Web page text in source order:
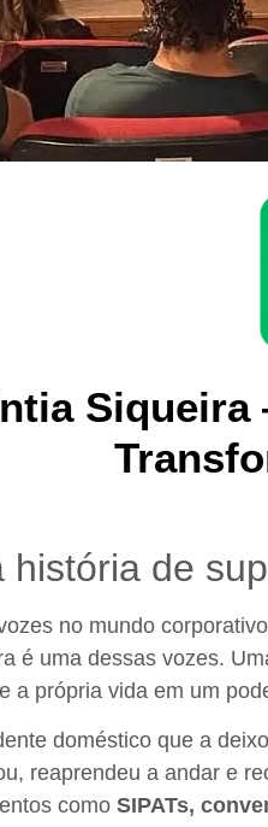
Siqueira
história de
no mundo
é uma dessas vozes.
a própria vida em um
doméstico que a
reaprendeu a andar e
como SIPATs,